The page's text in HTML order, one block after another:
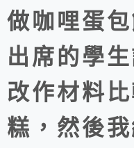
做咖哩蛋
出席的學
改作材料
糕，然後